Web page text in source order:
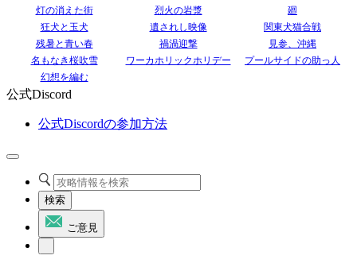
灯の消えた街 烈火の岩漿
廻
狂犬と玉犬
遺されし映像
関東犬猫合戦
残暑と青い春
禍渦迎撃
見参、沖縄
名もなき桜吹雪
ワーカホリックホリデー
プールサイドの助っ人
幻想を編む
公式Discord
公式Discordの参加方法
検索
ご意見